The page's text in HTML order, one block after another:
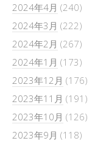
2024年4月 (240)
2024年3月 (222)
2024年2月 (267)
2024年1月 (173)
2023年12月 (176)
2023年11月 (191)
2023年10月 (126)
2023年9月 (118)